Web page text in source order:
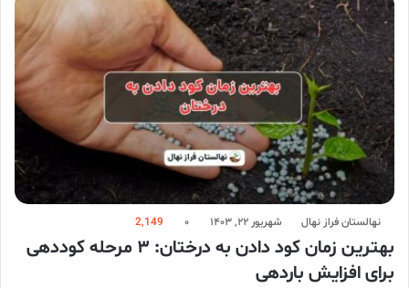
نهالستان فراز نهال شهریور ۲۲, ۱۴۰۳ ۰ 2,149
بهترین زمان کود دادن به درختان: ۳ مرحله کوددهی
برای افزایش باردهی